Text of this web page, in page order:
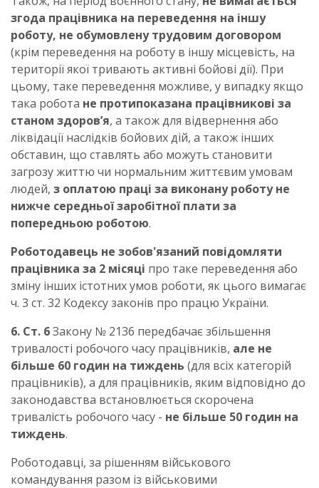
згода працівника на переведення на іншу
роботу, не обумовлену трудовим договором
(крім переведення на роботу в іншу місцевість, на
території якої тривають активні бойові дії). При
цьому, таке переведення можливе, у випадку якщо
така робота не протипоказана працівникові за
станом здоров’я, а також для відвернення або
ліквідації наслідків бойових дій, а також інших
обставин, що ставлять або можуть становити
загрозу життю чи нормальним життєвим умовам
людей, з оплатою праці за виконану роботу не
нижче середньої заробітної плати за
попередньою роботою.
Роботодавець не зобов'язаний повідомляти
працівника за 2 місяці про таке переведення або
зміну інших істотних умов роботи, як цього вимагає
ч. 3 ст. 32 Кодексу законів про працю України.
6. Ст. 6Закону № 2136 передбачає збільшення
тривалості робочого часу працівників, але не
більше 60 годин на тиждень (для всіх категорій
працівників), а для працівників, яким відповідно до
законодавства встановлюється скорочена
тривалість робочого часу ­- не більше 50 годин на
тиждень.
Роботодавці, за рішенням військового
командування разом із військовими